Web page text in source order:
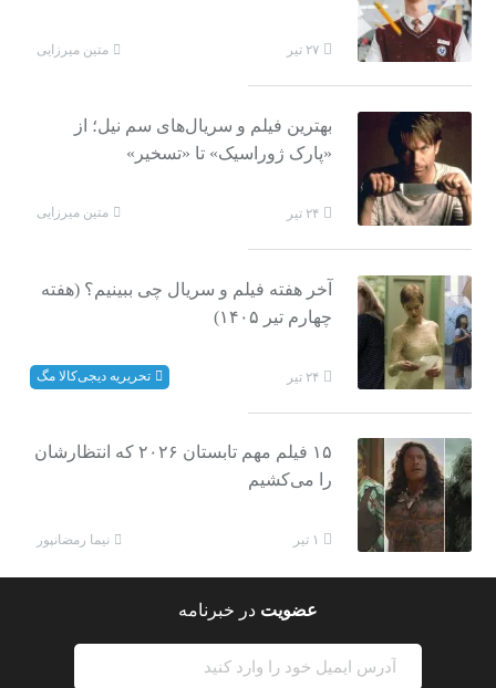
۲۷ تیر متین میرزایی
بهترین فیلم و سریال‌های سم نیل؛ از
«پارک ژوراسیک» تا «تسخیر»
۲۴ تیر متین میرزایی
آخر هفته فیلم و سریال چی ببینیم؟ (هفته
چهارم تیر ۱۴۰۵)
۲۴ تیر تحریریه دیجی‌کالا مگ
۱۵ فیلم مهم تابستان ۲۰۲۶ که انتظارشان
را می‌کشیم
۱ تیر نیما رمضانپور
عضویت در خبرنامه